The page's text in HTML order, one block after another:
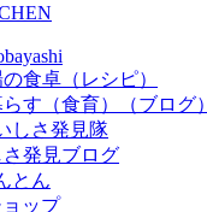
食卓（レシピ）
す（食育）（ブログ）
しさ発見隊
発見ブログ
とん
ップ